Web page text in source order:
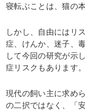
寝転ぶことは、猫の
しかし、自由にはリ
症、けんか、迷子、
して今回の研究が示
症リスクもあります。
現代の飼い主に求め
の二択ではなく、「